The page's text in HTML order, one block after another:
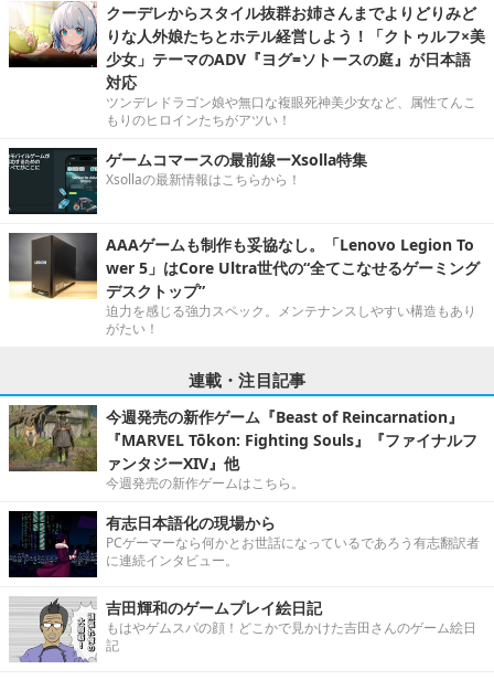
クーデレからスタイル抜群お姉さんまでよりどりみど
りな人外娘たちとホテル経営しよう！「クトゥルフ×美
少女」テーマのADV『ヨグ=ソトースの庭』が日本語
対応
ツンデレドラゴン娘や無口な複眼死神美少女など、属性てんこ
もりのヒロインたちがアツい！
ゲームコマースの最前線ーXsolla特集
Xsollaの最新情報はこちらから！
AAAゲームも制作も妥協なし。「Lenovo Legion To
wer 5」はCore Ultra世代の“全てこなせるゲーミング
デスクトップ”
迫力を感じる強力スペック。メンテナンスしやすい構造もあり
がたい！
連載・注目記事
今週発売の新作ゲーム『Beast of Reincarnation』
『MARVEL Tōkon: Fighting Souls』『ファイナルフ
ァンタジーXIV』他
今週発売の新作ゲームはこちら。
有志日本語化の現場から
PCゲーマーなら何かとお世話になっているであろう有志翻訳者
に連続インタビュー。
吉田輝和のゲームプレイ絵日記
もはやゲムスパの顔！どこかで見かけた吉田さんのゲーム絵日
記